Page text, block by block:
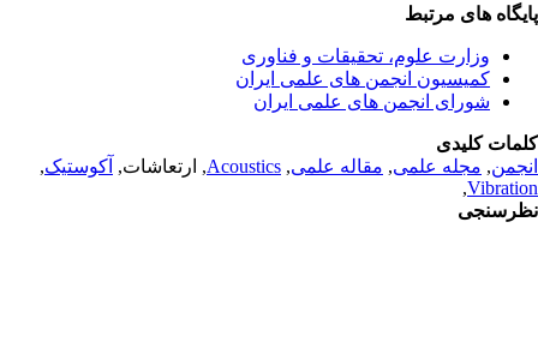
های مرتبط
وزارت علوم، تحقیقات و فناوری
کمیسیون انجمن های علمی ایران
شورای انجمن های علمی ایران
کلیدی
,مجله علمی, مقاله علمی,
Acoustics, ارتعاشات,آکوستیک,
,